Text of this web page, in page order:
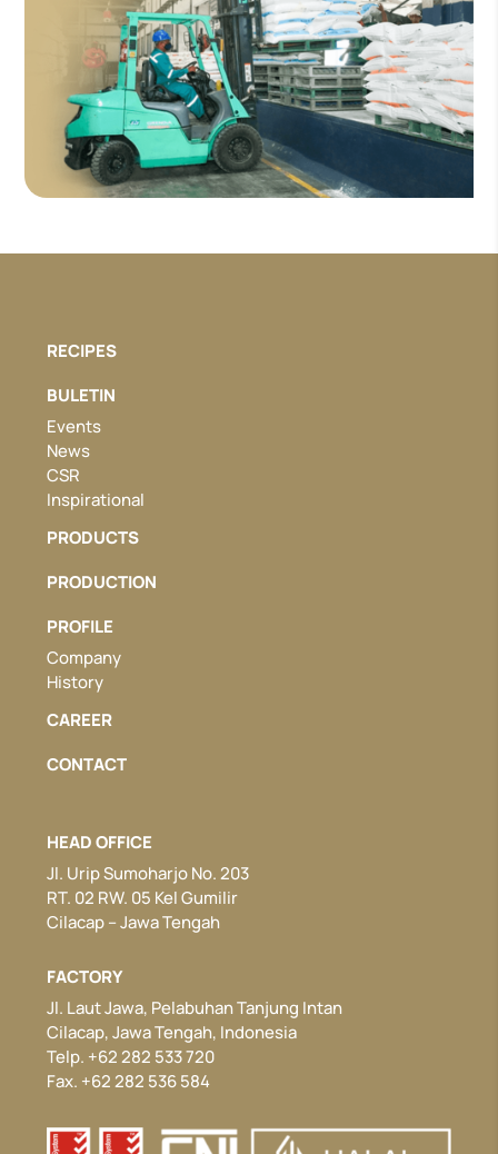
RECIPES
BULETIN
Events
News
CSR
Inspirational
PRODUCTS
PRODUCTION
PROFILE
Company
History
CAREER
CONTACT
HEAD OFFICE
Jl. Urip Sumoharjo No. 203
RT. 02 RW. 05 Kel Gumilir
Cilacap – Jawa Tengah
FACTORY
Jl. Laut Jawa, Pelabuhan Tanjung Intan
Cilacap, Jawa Tengah, Indonesia
Telp. +62 282 533 720
Fax. +62 282 536 584